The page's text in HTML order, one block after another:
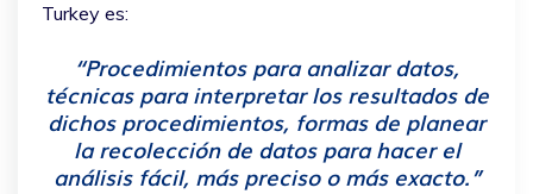
Turkey es:
“Procedimientos para analizar datos,
técnicas para interpretar los resultados de
dichos procedimientos, formas de planear
la recolección de datos para hacer el
análisis fácil, más preciso o más exacto.”